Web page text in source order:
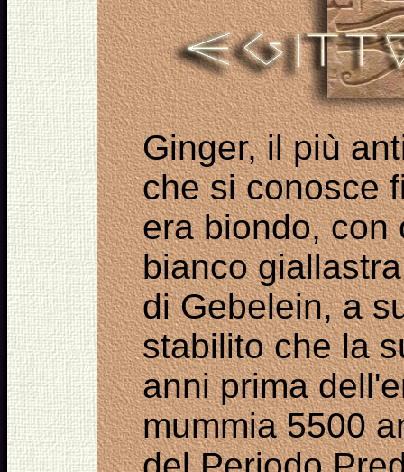
Ginger, il più
che si conosce
era biondo, con
bianco giallastra
di Gebelein, a
stabilito che la
anni prima
mummia 5500